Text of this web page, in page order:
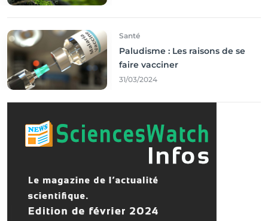
Santé
Paludisme : Les raisons de se
faire vacciner
31/03/2024